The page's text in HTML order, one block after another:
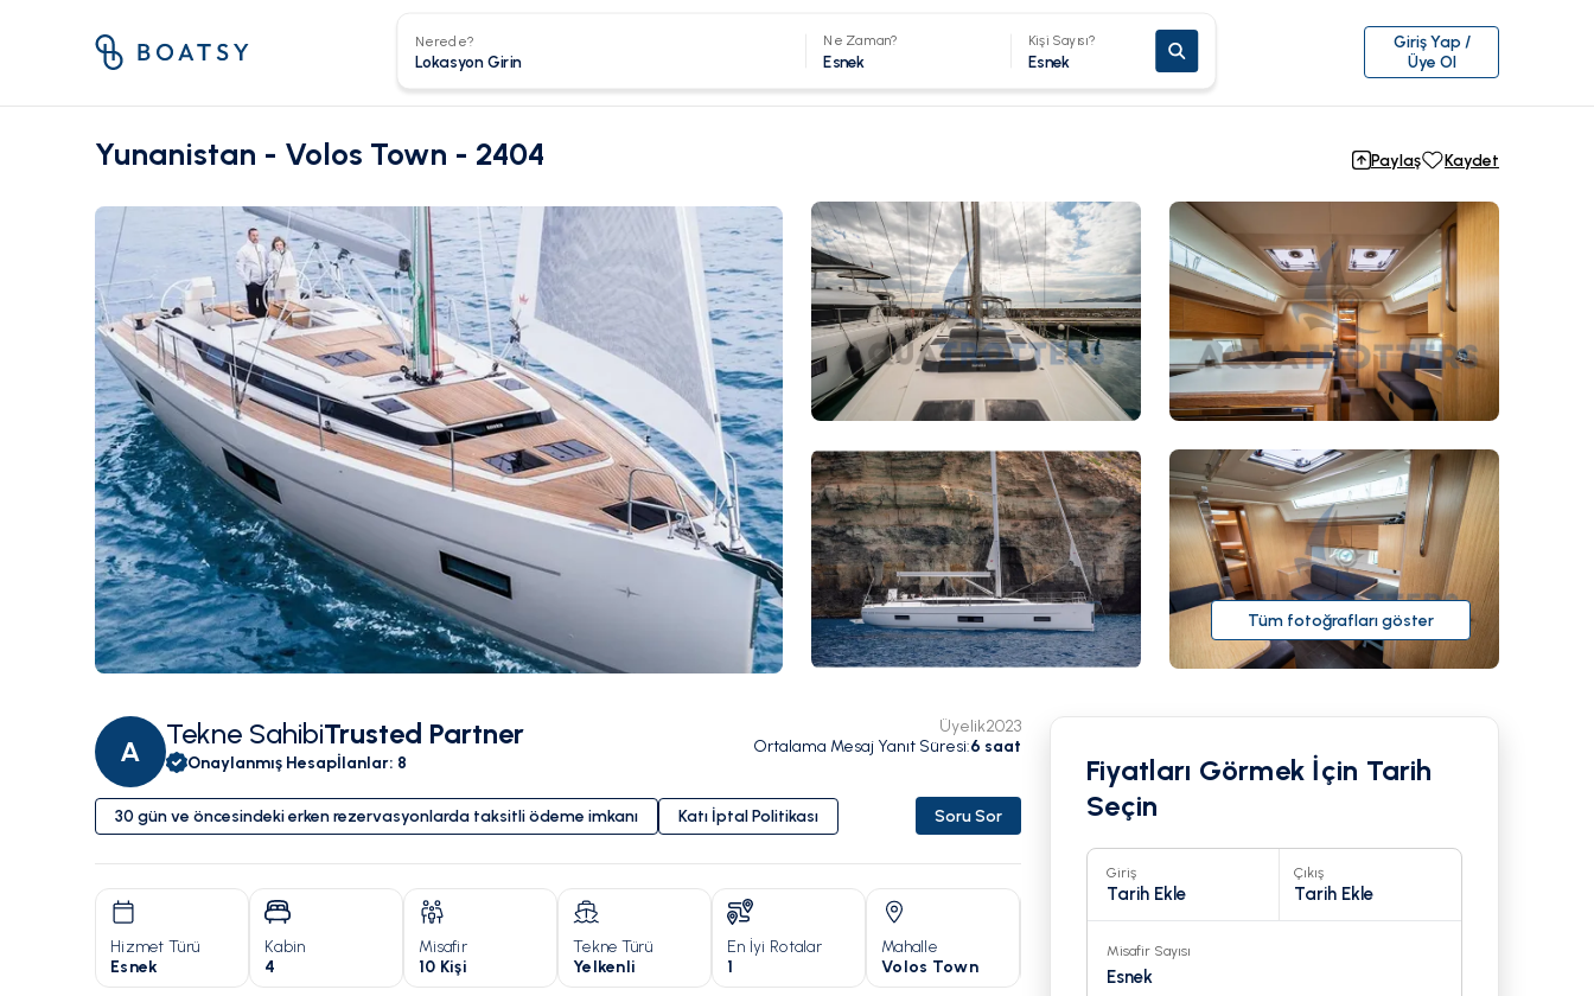
Nerede? Ne Zaman?
Esnek
Kişi Sayısı?
Esnek
Giriş Yap /
Üye Ol
Yunanistan - Volos Town - 2404 Paylaş Kaydet
Tüm fotoğrafları göster
A
Tekne SahibiTrusted Partner
Onaylanmış Hesapİlanlar: 8
Üyelik2023
Ortalama Mesaj Yanıt Süresi:6 saat
30 gün ve öncesindeki erken rezervasyonlarda taksitli ödeme imkanı Katı İptal Politikası Soru Sor
Hizmet Türü
Esnek
Kabin
4
Misafir
10 Kişi
Tekne Türü
Yelkenli
En İyi Rotalar
1
Mahalle
Volos Town
Fiyatları Görmek İçin Tarih
Seçin
Giriş
Tarih Ekle
Çıkış
Tarih Ekle
Misafir Sayısı
Esnek